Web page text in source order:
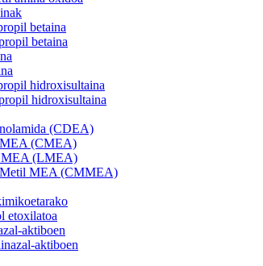
betaina
betaina
hidroxisultaina
hidroxisultaina
(CDEA)
(CMEA)
MEA (LMEA)
MEA (CMMEA)
etoxilatoa
aktiboen
aktiboen